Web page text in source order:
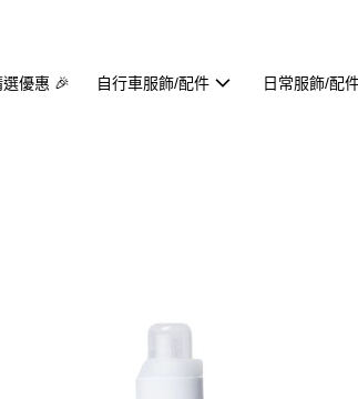
優惠 🎉 自行車服飾/配件 日常服飾/配